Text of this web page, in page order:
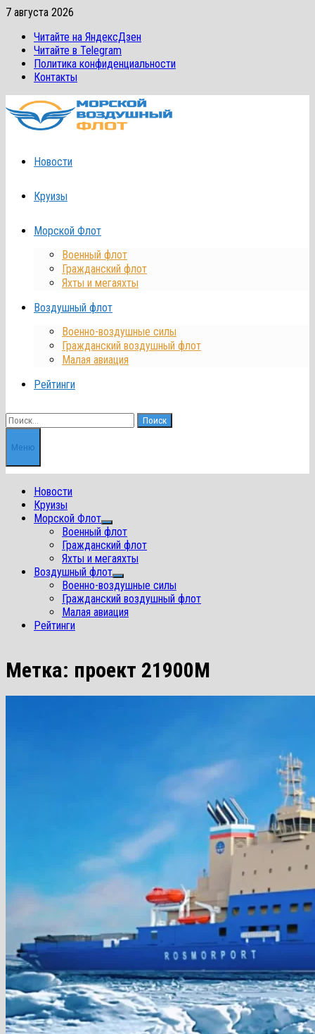
Перейти
содержимому
7 августа 2026
Читайте на ЯндексДзен
Читайте в Telegram
Политика конфиденциальности
Контакты
Новости
Круизы
Морской Флот
Военный флот
Гражданский флот
Яхты и мегаяхты
Воздушный флот
Военно-воздушные силы
Гражданский воздушный флот
Малая авиация
Рейтинги
Найти:
Меню
Новости
Круизы
Морской Флот
Показать
подменю
Военный флот
Гражданский флот
Яхты и мегаяхты
Воздушный флот
Показать
подменю
Военно-воздушные силы
Гражданский воздушный флот
Малая авиация
Рейтинги
Метка: проект 21900М